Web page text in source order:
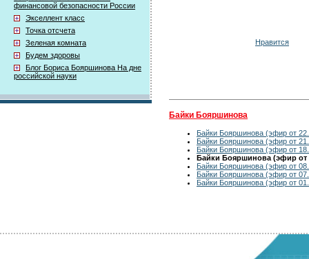
финансовой безопасности России
Экселлент класс
Точка отсчета
Зеленая комната
Будем здоровы
Блог Бориса Бояршинова На дне
российской науки
Нравится
Байки Бояршинова
Байки Бояршинова (эфир от
Байки Бояршинова (эфир от
Байки Бояршинова (эфир от
Байки Бояршинова (эфир от
Байки Бояршинова (эфир от
Байки Бояршинова (эфир от
Байки Бояршинова (эфир от